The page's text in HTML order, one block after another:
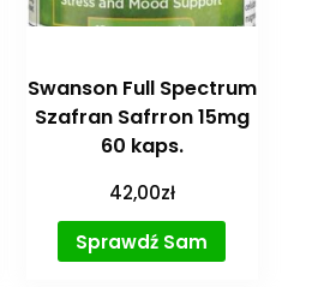
Swanson Full Spectrum
Szafran Safrron 15mg
60 kaps.
42,00zł
Sprawdź Sam